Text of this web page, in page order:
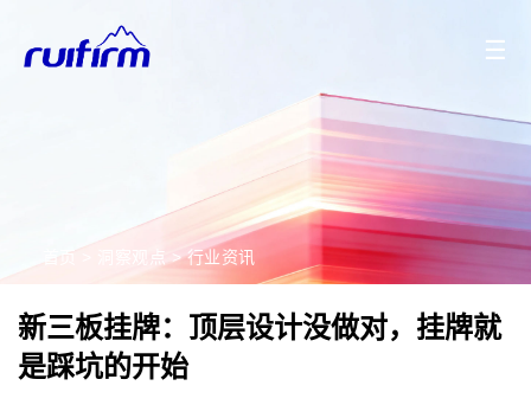
☰
首页 洞察观点 > 行业资讯
新三板挂牌：顶层设计没做对，挂牌就
是踩坑的开始
2026/08/07
2026/08/06
2026/08/05
2026/08/04